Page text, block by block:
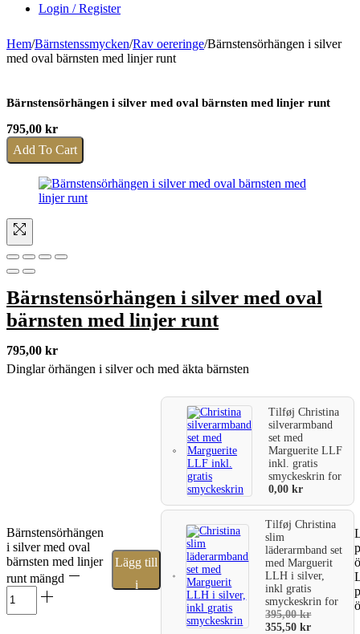
Login / Register
Hem/Bärnstenssmycken/Rav oereringe/Bärnstensörhängen i silver
med oval bärnsten med linjer runt
Bärnstensörhängen i silver med oval bärnsten med linjer runt
795,00 kr
Add To Cart
Bärnstensörhängen i silver med oval
bärnsten med linjer runt
795,00 kr
Dinglar örhängen i silver och med äkta bärnsten
Bärnstensörhängen
i silver med oval
bärnsten med linjer
runt mängd
Lägg till
i
TilføjChristina
silverarmband
set med
Marguerite LLF
inkl. gratis
smyckeskrinfor
0,00kr
TilføjChristina
slim
läderarmband set
med Marguerit
LLH i silver,
inkl gratis
smyckeskrinfor
395,00kr
355,50kr